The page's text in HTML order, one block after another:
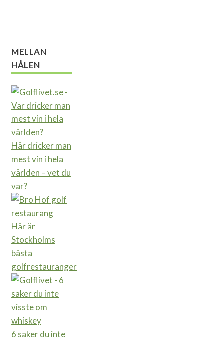
MELLAN
HÅLEN
Här dricker man
mest vin i hela
världen – vet du
var?
Här är
Stockholms
bästa
golfrestauranger
6 saker du inte